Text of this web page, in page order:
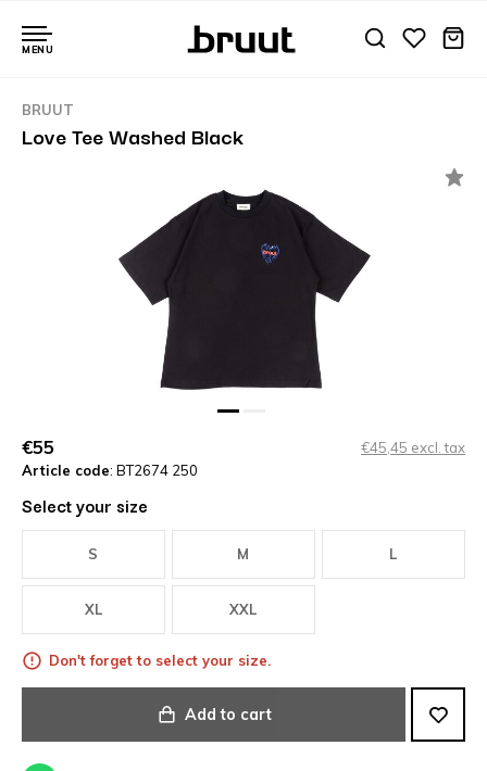
MENU
BRUUT
Love Tee Washed Black
€55
€45,45 excl. tax
Article code: BT2674 250
Select your size
S M L
XL XXL
Don't forget to select your size.
Add to cart